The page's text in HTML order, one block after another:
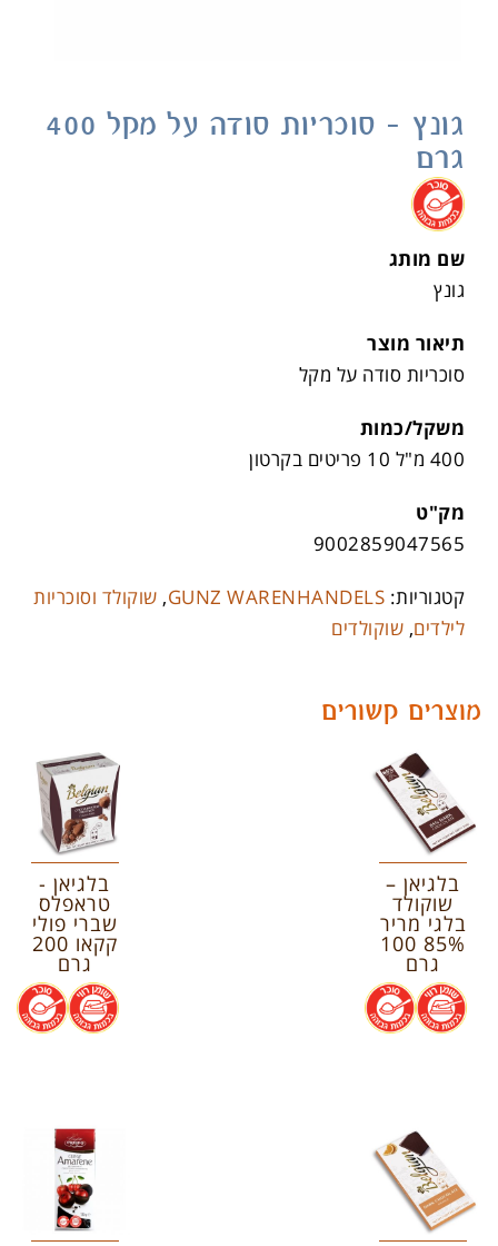
גונץ – סוכריות סודה על מקל 400
גרם
.
שם מותג
גונץ
תיאור מוצר
סוכריות סודה על מקל
משקל/כמות
400 מ"ל 10 פריטים בקרטון
מק"ט
9002859047565
קטגוריות: GUNZ WARENHANDELS
, שוקולד וסוכריות
לילדים, שוקולדים
מוצרים קשורים
בלגיאן –
שוקולד
בלגי מריר
85% 100
גרם
.
.
בלגיאן -
טראפלס
שברי פולי
קקאו 200
גרם
.
.